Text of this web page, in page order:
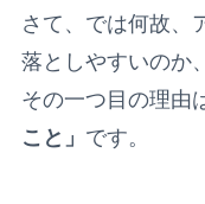
さて、では何故、
落としやすいのか
その一つ目の理由
こと」 です。